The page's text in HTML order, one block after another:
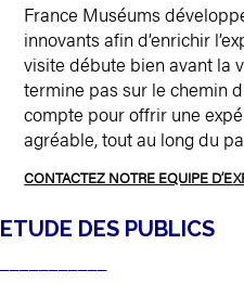
France Muséums
innovants afin d’enrichir
visite débute bien avant la
termine pas sur le chemin
compte pour offrir une
agréable, tout au long du
CONTACTEZ NOTRE EQUIPE D’E
ETUDE DES PUBLICS